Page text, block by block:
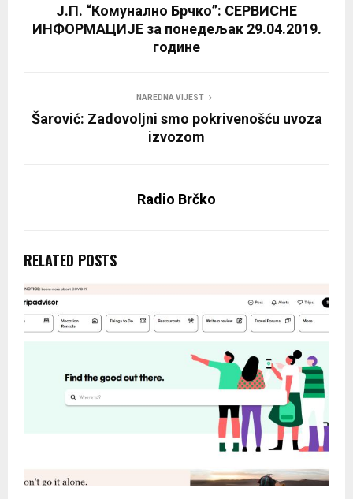
Ј.П. “Комунално Брчко”: СЕРВИСНЕ
ИНФОРМАЦИЈЕ за понедељак 29.04.2019.
године
NAREDNA VIJEST
Šarović: Zadovoljni smo pokrivenošću uvoza
izvozom
Radio Brčko
RELATED POSTS